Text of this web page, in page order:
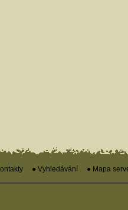
● Vyhledávání ● Mapa